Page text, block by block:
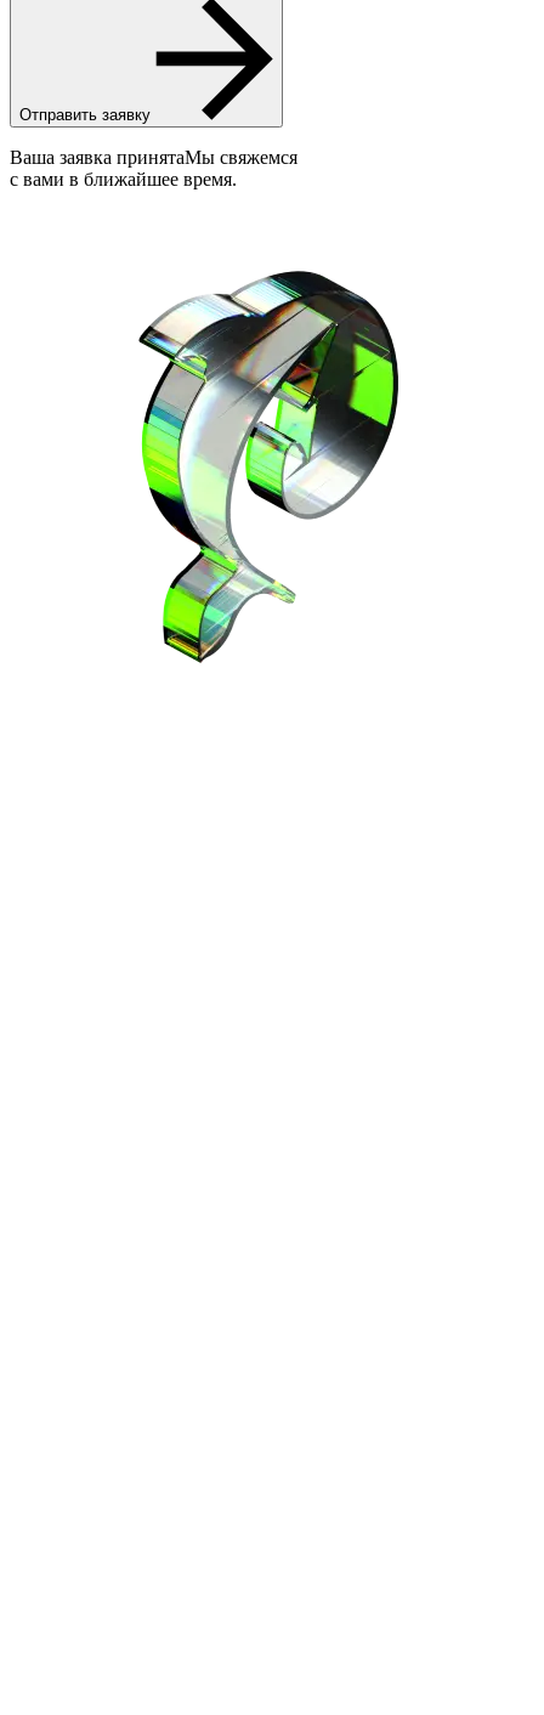
Отправить заявку
Ваша заявка принятаМы свяжемся
с вами в ближайшее время.